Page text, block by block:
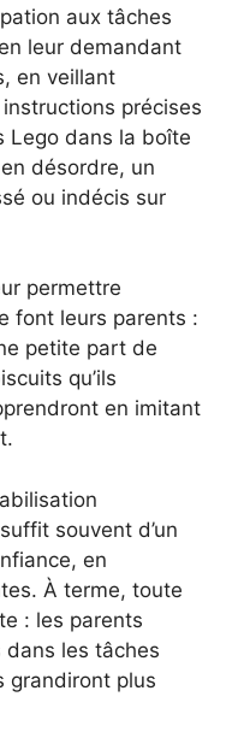
aux tâches
leur demandant
en veillant
précises
Lego dans la boîte
désordre, un
ou indécis sur
permettre
font leurs parents :
petite part de
qu’ils
en imitant
souvent d’un
en
À terme, toute
: les parents
les tâches
grandiront plus